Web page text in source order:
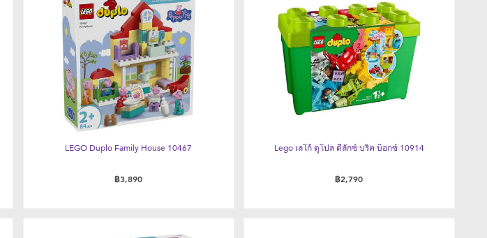
LEGO Duplo Family House 10467
฿3,890
Lego เลโก้ ดูโปล ดีลักซ์ บริค บ็อกซ์ 10914
฿2,790